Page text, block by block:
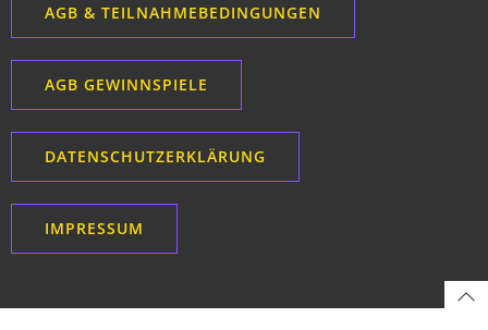
AGB & TEILNAHMEBEDINGUNGEN
AGB GEWINNSPIELE
DATENSCHUTZERKLÄRUNG
IMPRESSUM